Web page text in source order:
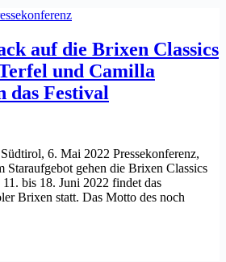
auf die Brixen Classics
und Camilla
das Festival
6. Mai 2022 Pressekonferenz,
Staraufgebot gehen die Brixen Classics
bis 18. Juni 2022 findet das
Brixen statt. Das Motto des noch